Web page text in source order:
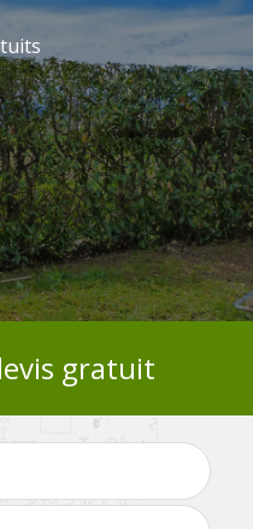
gratuit